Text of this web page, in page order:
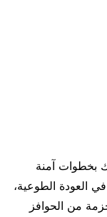
بخطوات آمنة
العودة الطوعية،
من الحوافز